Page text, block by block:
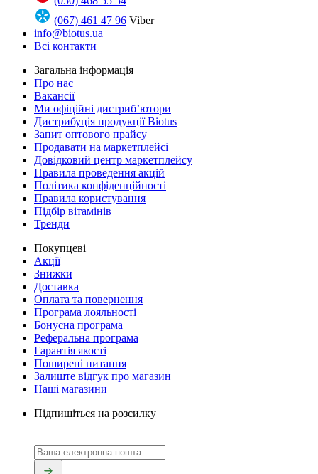
(067) 461 47 96 Viber
info@biotus.ua
Всі контакти
Загальна інформація
Про нас
Вакансії
Ми офіційні дистриб’ютори
Дистрибуція продукції Biotus
Запит оптового прайсу
Продавати на маркетплейсі
Довідковий центр маркетплейсу
Правила проведення акцій
Політика конфіденційності
Правила користування
Підбір вітамінів
Тренди
Покупцеві
Акції
Знижки
Доставка
Оплата та повернення
Програма лояльності
Бонусна програма
Реферальна програма
Гарантія якості
Поширені питання
Залиште відгук про магазин
Наші магазини
Підпишіться на розсилку